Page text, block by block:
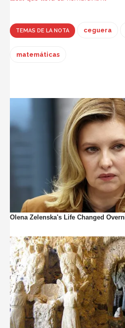
TEMAS DE LA NOTA ceguera
matemáticas